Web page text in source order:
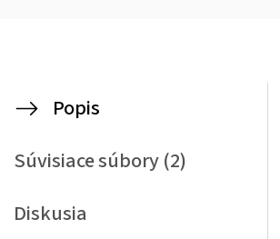
Popis
Súvisiace súbory (2)
Diskusia